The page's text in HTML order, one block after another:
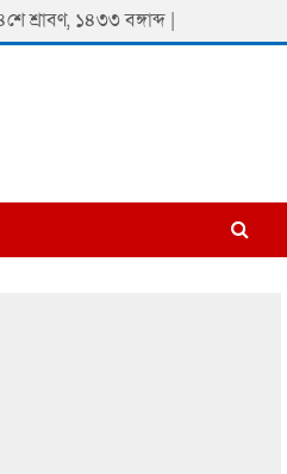
শ্রাবণ, ১৪৩৩ বঙ্গাব্দ |